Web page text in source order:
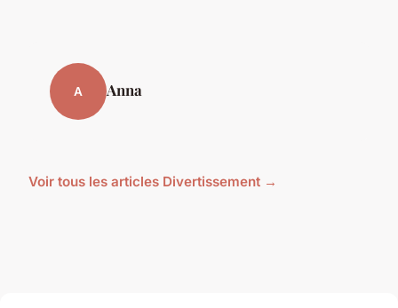
A Anna
Voir tous les articles Divertissement →